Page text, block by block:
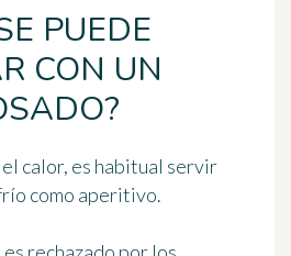
PUEDE
CON UN
calor, es habitual servir
como aperitivo.